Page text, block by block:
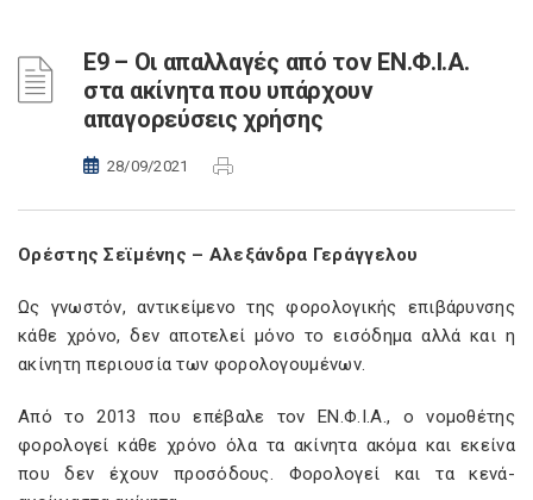
Ε9 – Οι απαλλαγές από τον ΕΝ.Φ.Ι.Α.
στα ακίνητα που υπάρχουν
απαγορεύσεις χρήσης
28/09/2021
Ορέστης Σεϊμένης – Αλεξάνδρα Γεράγγελου
Ως γνωστόν, αντικείμενο της φορολογικής επιβάρυνσης
κάθε χρόνο, δεν αποτελεί μόνο το εισόδημα αλλά και η
ακίνητη περιουσία των φορολογουμένων.
Από το 2013 που επέβαλε τον ΕΝ.Φ.Ι.Α., ο νομοθέτης
φορολογεί κάθε χρόνο όλα τα ακίνητα ακόμα και εκείνα
που δεν έχουν προσόδους. Φορολογεί και τα κενά-